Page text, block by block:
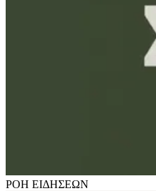
ΡΟΗ ΕΙΔΗΣΕΩΝ